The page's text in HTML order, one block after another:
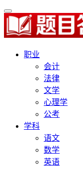
职业
会计
法律
文学
心理学
公考
学科
语文
数学
英语